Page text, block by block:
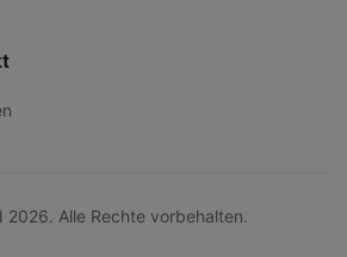
Alle Rechte vorbehalten.